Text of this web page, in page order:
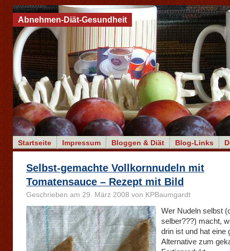
Startseite Impressum Bloggen & Diät Blog-Links
Abnehmen-Diät-Gesundheit
Selbst-gemachte Vollkornnudeln mit
Tomatensauce – Rezept mit Bild
Geschrieben am 29. März 2008 von KPBaumgardt
Wer Nudeln selbst
selber???) macht,
drin ist und hat eine
Alternative zum